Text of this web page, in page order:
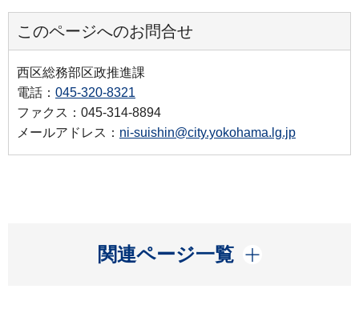
このページへのお問合せ
西区総務部区政推進課
電話： 045-320-8321
ファクス：045-314-8894
メールアドレス： ni-suishin@city.yokohama.lg.jp
関連ページ一覧
開く